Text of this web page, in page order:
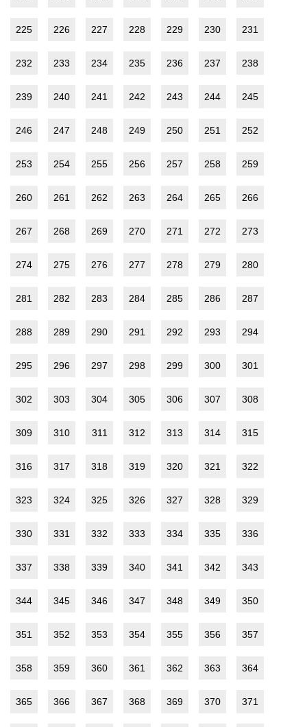
225 226 227 228 229 230 231
232 233 234 235 236 237 238
239 240 241 242 243 244 245
246 247 248 249 250 251 252
253 254 255 256 257 258 259
260 261 262 263 264 265 266
267 268 269 270 271 272 273
274 275 276 277 278 279 280
281 282 283 284 285 286 287
288 289 290 291 292 293 294
295 296 297 298 299 300 301
302 303 304 305 306 307 308
309 310 311 312 313 314 315
316 317 318 319 320 321 322
323 324 325 326 327 328 329
330 331 332 333 334 335 336
337 338 339 340 341 342 343
344 345 346 347 348 349 350
351 352 353 354 355 356 357
358 359 360 361 362 363 364
365 366 367 368 369 370 371